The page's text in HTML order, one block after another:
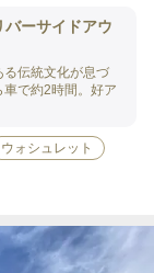
ーサイドアウ
る伝統文化が息づ
車で約2時間。好ア
ウォシュレット